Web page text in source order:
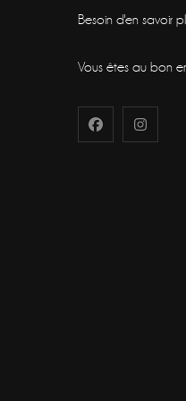
Besoin d'en savoir
Vous êtes au bon